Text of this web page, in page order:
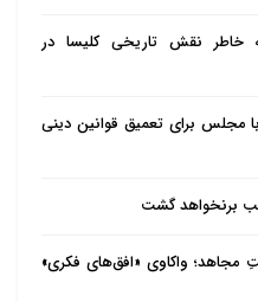
خاطر نقش تاریخی کلیسا در
مجلس برای تعمیق قوانین دینی
برنخواهد گشت
مجاهد؛ واکاوی «افق‌های فکری»